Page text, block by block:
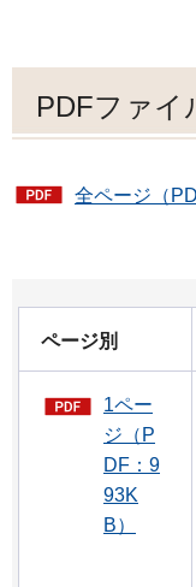
PDFファイ
全ページ（
ページ別
1ペー
ジ（P
DF：9
93K
B）